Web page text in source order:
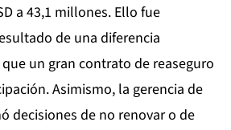
a 43,1 millones. Ello fue
de una diferencia
un gran contrato de reaseguro
Asimismo, la gerencia de
decisiones de no renovar o de